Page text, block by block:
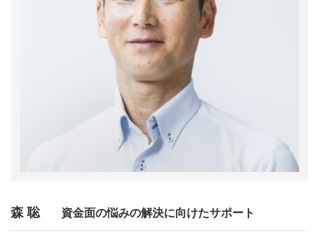
森 聡 資金面の悩みの解決に向けたサポート